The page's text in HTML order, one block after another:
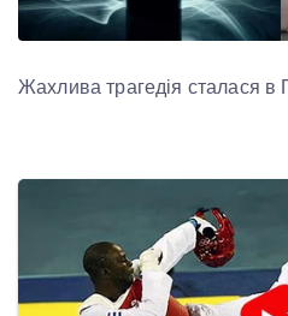
Жахлива трагедія сталася в